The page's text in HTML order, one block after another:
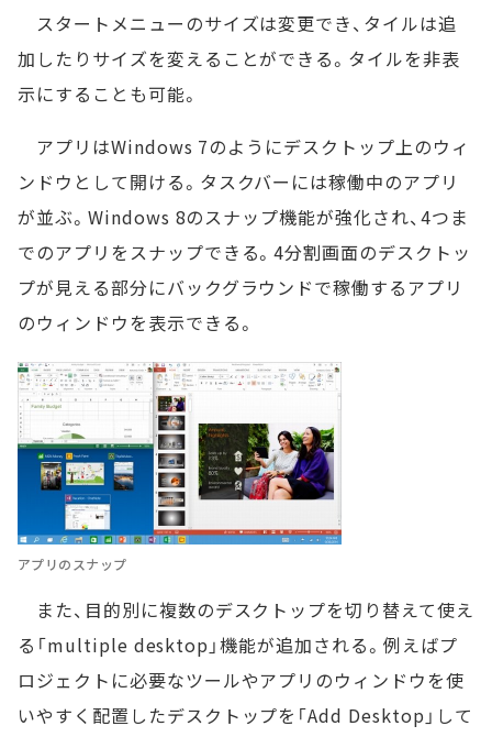
スタートメニューのサイズは変更でき、タイルは追
加したりサイズを変えることができる。タイルを非表
示にすることも可能。
アプリはWindows 7のようにデスクトップ上のウィ
ンドウとして開ける。タスクバーには稼働中のアプリ
が並ぶ。Windows 8のスナップ機能が強化され、4つま
でのアプリをスナップできる。4分割画面のデスクトッ
プが見える部分にバックグラウンドで稼働するアプリ
のウィンドウを表示できる。
アプリのスナップ
また、目的別に複数のデスクトップを切り替えて使え
る「multiple desktop」機能が追加される。例えばプ
ロジェクトに必要なツールやアプリのウィンドウを使
いやすく配置したデスクトップを「Add Desktop」して